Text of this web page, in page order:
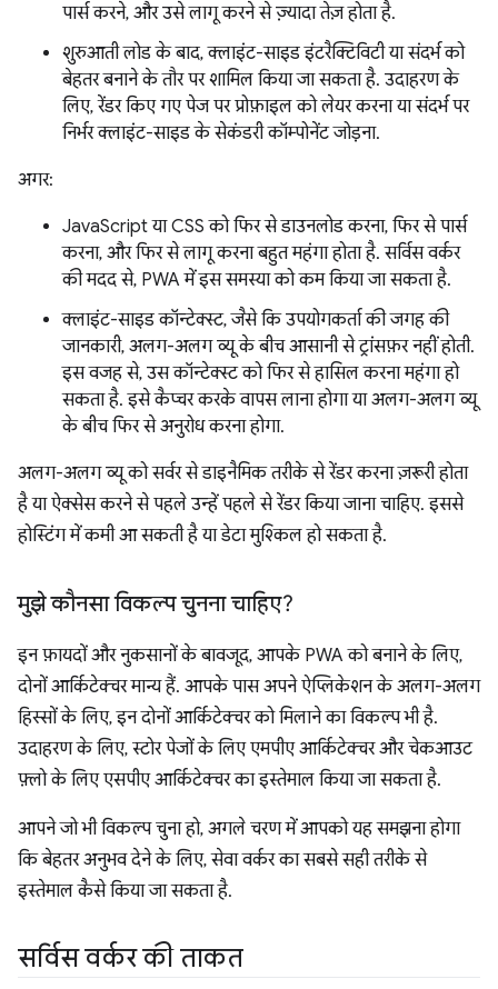
पार्स करने, और उसे लागू करने से ज़्यादा तेज़ होता है.
शुरुआती लोड के बाद, क्लाइंट-साइड इंटरैक्टिविटी या संदर्भ को
बेहतर बनाने के तौर पर शामिल किया जा सकता है. उदाहरण के
लिए, रेंडर किए गए पेज पर प्रोफ़ाइल को लेयर करना या संदर्भ पर
निर्भर क्लाइंट-साइड के सेकंडरी कॉम्पोनेंट जोड़ना.
अगर:
JavaScript या CSS को फिर से डाउनलोड करना, फिर से पार्स
करना, और फिर से लागू करना बहुत महंगा होता है. सर्विस वर्कर
की मदद से, PWA में इस समस्या को कम किया जा सकता है.
क्लाइंट-साइड कॉन्टेक्स्ट, जैसे कि उपयोगकर्ता की जगह की
जानकारी, अलग-अलग व्यू के बीच आसानी से ट्रांसफ़र नहीं होती.
इस वजह से, उस कॉन्टेक्स्ट को फिर से हासिल करना महंगा हो
सकता है. इसे कैप्चर करके वापस लाना होगा या अलग-अलग व्यू
के बीच फिर से अनुरोध करना होगा.
अलग-अलग व्यू को सर्वर से डाइनैमिक तरीके से रेंडर करना ज़रूरी होता
है या ऐक्सेस करने से पहले उन्हें पहले से रेंडर किया जाना चाहिए. इससे
होस्टिंग में कमी आ सकती है या डेटा मुश्किल हो सकता है.
मुझे कौनसा विकल्प चुनना चाहिए?
इन फ़ायदों और नुकसानों के बावजूद, आपके PWA को बनाने के लिए,
दोनों आर्किटेक्चर मान्य हैं. आपके पास अपने ऐप्लिकेशन के अलग-अलग
हिस्सों के लिए, इन दोनों आर्किटेक्चर को मिलाने का विकल्प भी है.
उदाहरण के लिए, स्टोर पेजों के लिए एमपीए आर्किटेक्चर और चेकआउट
फ़्लो के लिए एसपीए आर्किटेक्चर का इस्तेमाल किया जा सकता है.
आपने जो भी विकल्प चुना हो, अगले चरण में आपको यह समझना होगा
कि बेहतर अनुभव देने के लिए, सेवा वर्कर का सबसे सही तरीके से
इस्तेमाल कैसे किया जा सकता है.
सर्विस वर्कर की ताकत